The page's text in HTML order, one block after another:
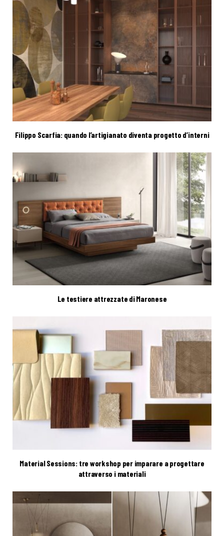
Filippo Scarfia: quando l’artigianato diventa progetto d’interni
Le testiere attrezzate di Maronese
Material Sessions: tre workshop per imparare a progettare
attraverso i materiali